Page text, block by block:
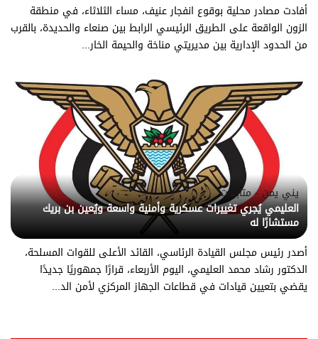
أفادت مصادر محلية بوقوع انفجار عنيف، مساء الثلاثاء، في منطقة
الزون الواقعة على الطريق الرئيسي الرابط بين صنعاء والحديدة، بالقرب
من الحدود الإدارية بين مديريتي مناخة والحيمة الخار...
يني يمن - متابعات
العليمي يُجري تغييرات عسكرية وأمنية واسعة ويُعين بن بريك
مستشارًا له
أصدر رئيس مجلس القيادة الرئاسي، القائد الأعلى للقوات المسلحة،
الدكتور رشاد محمد العليمي، اليوم الأربعاء، قرارًا جمهوريًا جديدًا
يقضي بتعيين قيادات في قطاعات الجهاز المركزي لأمن الد...